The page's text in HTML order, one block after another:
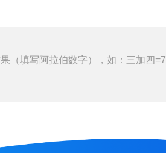
（填写阿拉伯数字），如：三加四=7